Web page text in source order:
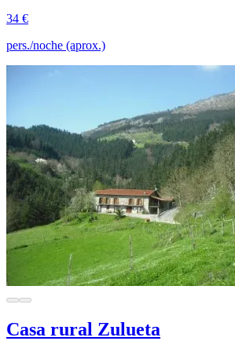
34 €
pers./noche (aprox.)
Casa rural Zulueta